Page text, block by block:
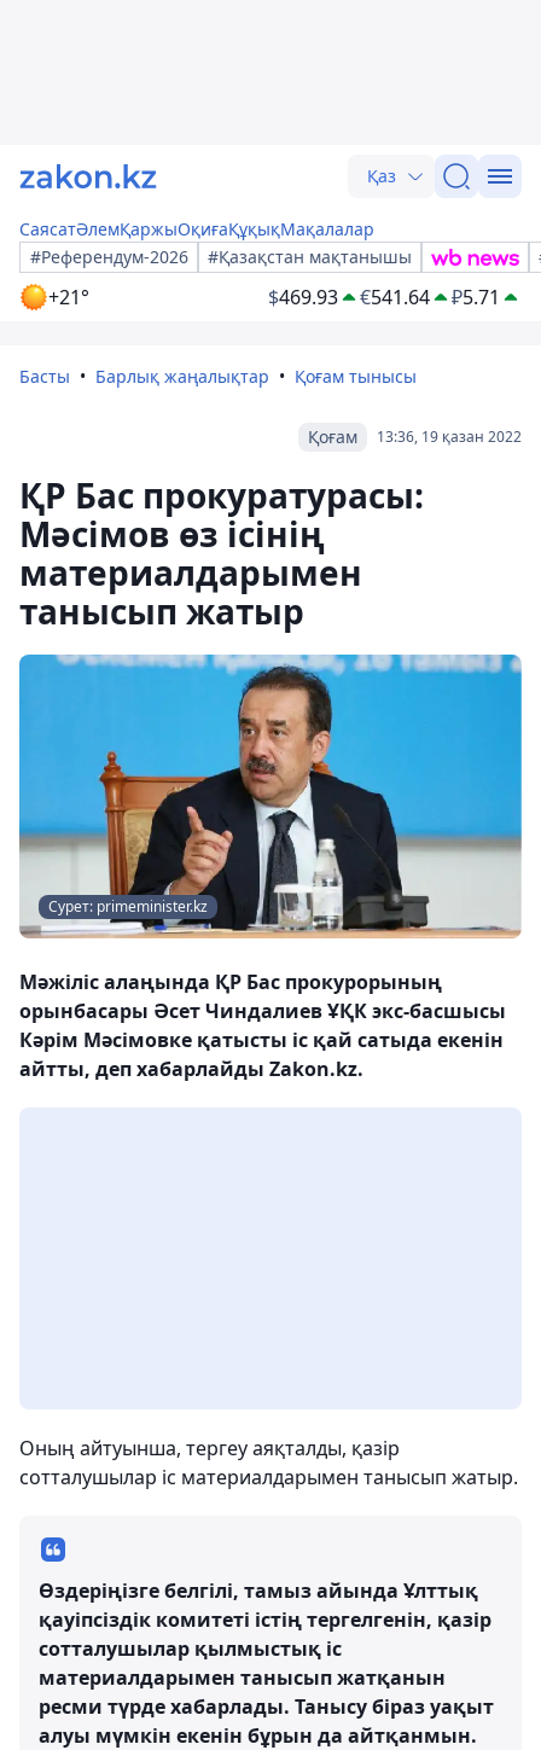
Қаз
СаясатӘлемҚаржыОқиғаҚұқықМақалалар
#Референдум-2026
#Қазақстан мақтанышы
+21° $469.93 €541.64 ₽5.71
Басты Барлық жаңалықтар Қоғам тынысы
13:36, 19 қазан 2022
Қоғам
ҚР Бас прокуратурасы:
Мәсімов өз ісінің
материалдарымен
танысып жатыр
Сурет: primeminister.kz
Мәжіліс алаңында ҚР Бас прокурорының
орынбасары Әсет Чиндалиев ҰҚК экс-басшысы
Кәрім Мәсімовке қатысты іс қай сатыда екенін
айтты, деп хабарлайды Zakon.kz.
Оның айтуынша, тергеу аяқталды, қазір
сотталушылар іс материалдарымен танысып жатыр.
Өздеріңізге белгілі, тамыз айында Ұлттық
қауіпсіздік комитеті істің тергелгенін, қазір
сотталушылар қылмыстық іс
материалдарымен танысып жатқанын
ресми түрде хабарлады. Танысу біраз уақыт
алуы мүмкін екенін бұрын да айтқанмын.